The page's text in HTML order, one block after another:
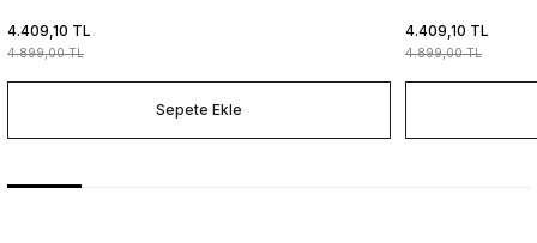
4.409,10 TL
4.899,00 TL
Sepete Ekle
4.409,10 TL
4.899,00 TL